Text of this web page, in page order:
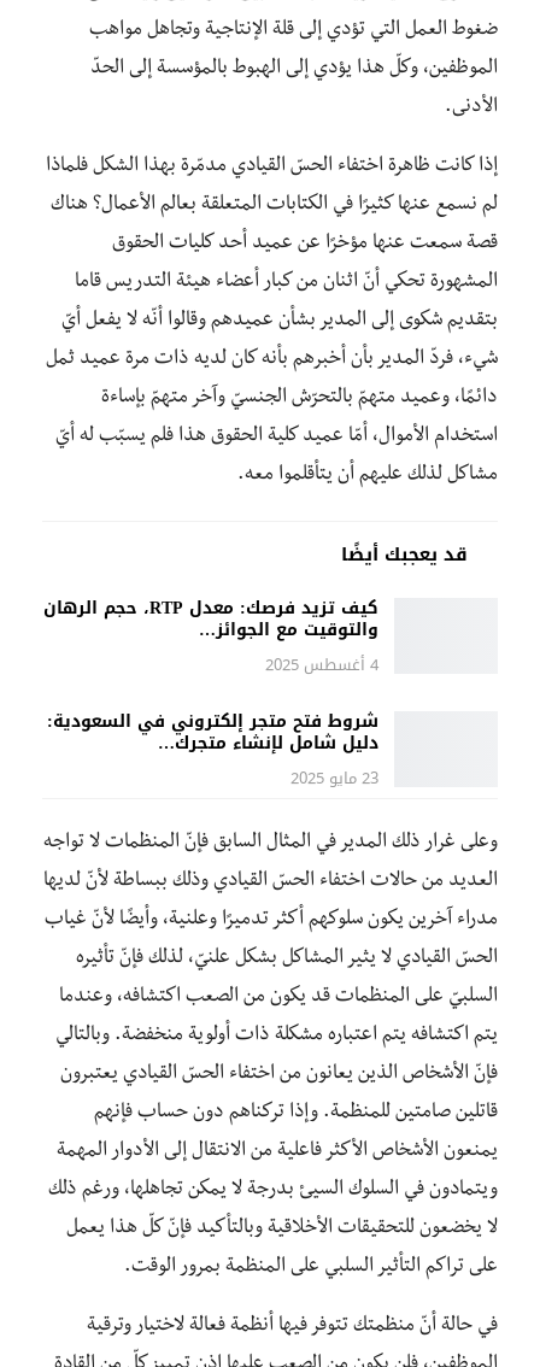
ضغوط العمل التي تؤدي إلى قلة الإنتاجية وتجاهل مواهب
الموظفين، وكلّ هذا يؤدي إلى الهبوط بالمؤسسة إلى الحدّ
الأدنى.
إذا كانت ظاهرة اختفاء الحسّ القيادي مدمّرة بهذا الشكل فلماذا
لم نسمع عنها كثيرًا في الكتابات المتعلقة بعالم الأعمال؟ هناك
قصة سمعت عنها مؤخرًا عن عميد أحد كليات الحقوق
المشهورة تحكي أنّ اثنان من كبار أعضاء هيئة التدريس قاما
بتقديم شكوى إلى المدير بشأن عميدهم وقالوا أنّه لا يفعل أيّ
شيء، فردّ المدير بأن أخبرهم بأنه كان لديه ذات مرة عميد ثمل
دائمًا، وعميد متهمّ بالتحرّش الجنسيّ وآخر متهمّ بإساءة
استخدام الأموال، أمّا عميد كلية الحقوق هذا فلم يسبّب له أيّ
مشاكل لذلك عليهم أن يتأقلموا معه.
قد يعجبك أيضًا
كيف تزيد فرصك: معدل RTP، حجم الرهان
والتوقيت مع الجوائز…
4 أغسطس 2025
شروط فتح متجر إلكتروني في السعودية:
دليل شامل لإنشاء متجرك…
23 مايو 2025
وعلى غرار ذلك المدير في المثال السابق فإنّ المنظمات لا تواجه
العديد من حالات اختفاء الحسّ القيادي وذلك ببساطة لأنّ لديها
مدراء آخرين يكون سلوكهم أكثر تدميرًا وعلنية، وأيضًا لأنّ غياب
الحسّ القيادي لا يثير المشاكل بشكل علنيّ، لذلك فإنّ تأثيره
السلبيّ على المنظمات قد يكون من الصعب اكتشافه، وعندما
يتم اكتشافه يتم اعتباره مشكلة ذات أولوية منخفضة. وبالتالي
فإنّ الأشخاص الذين يعانون من اختفاء الحسّ القيادي يعتبرون
قاتلين صامتين للمنظمة. وإذا تركناهم دون حساب فإنهم
يمنعون الأشخاص الأكثر فاعلية من الانتقال إلى الأدوار المهمة
ويتمادون في السلوك السيئ بدرجة لا يمكن تجاهلها، ورغم ذلك
لا يخضعون للتحقيقات الأخلاقية وبالتأكيد فإنّ كلّ هذا يعمل
على تراكم التأثير السلبي على المنظمة بمرور الوقت.
في حالة أنّ منظمتك تتوفر فيها أنظمة فعالة لاختيار وترقية